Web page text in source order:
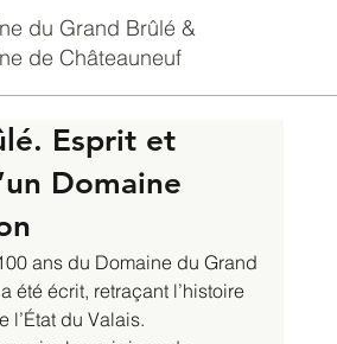
du Grand Brûlé &
de Châteauneuf
Esprit et
Domaine
ans du Domaine du Grand
été écrit, retraçant l’histoire
l’État du Valais.